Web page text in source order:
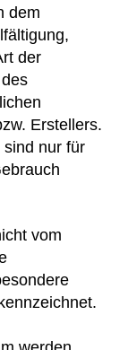
dem
der
Erstellers.
nur für
vom